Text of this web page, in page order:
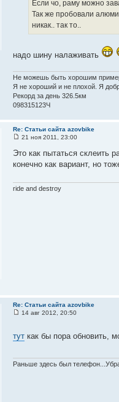
Если чо, раму можно
Так же пробовали
никак.. так то..
надо шину налаживать
Не можешь быть хорошим
Я не хороший и не плохой. Я
Рекорд за день 326.5км
098315123Ч
Re: Статьи сайта azovbike
21 ноя 2011, 23:00
Это как пытаться склеить
конечно как вариант, но
ride and destroy
Re: Статьи сайта azovbike
14 авг 2012, 20:50
тут как бы пора обновить,
Раньше здесь был